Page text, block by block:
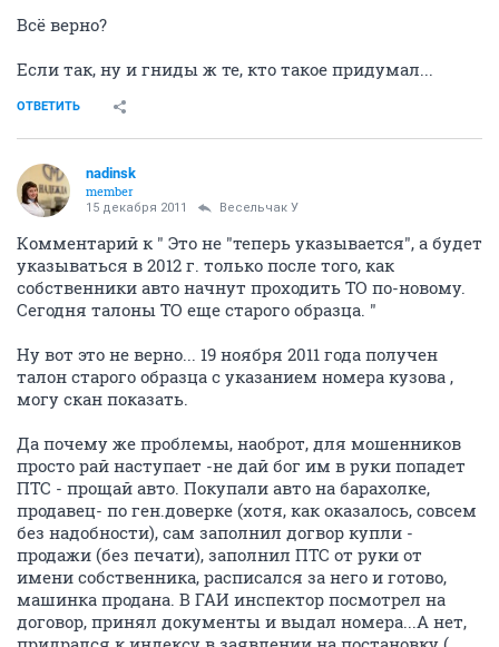
Всё верно?
Если так, ну и гниды ж те, кто такое придумал...
ОТВЕТИТЬ
nadinsk
member
15 декабря 2011 Весельчак У
Комментарий к " Это не "теперь указывается", а будет
указываться в 2012 г. только после того, как
собственники авто начнут проходить ТО по-новому.
Сегодня талоны ТО еще старого образца. "
Ну вот это не верно... 19 ноября 2011 года получен
талон старого образца с указанием номера кузова ,
могу скан показать.
Да почему же проблемы, наоброт, для мошенников
просто рай наступает -не дай бог им в руки попадет
ПТС - прощай авто. Покупали авто на барахолке,
продавец- по ген.доверке (хотя, как оказалось, совсем
без надобности), сам заполнил догвор купли -
продажи (без печати), заполнил ПТС от руки от
имени собственника, расписался за него и готово,
машинка продана. В ГАИ инспектор посмотрел на
договор, принял документы и выдал номера...А нет,